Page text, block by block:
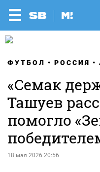
ФУТБОЛ РОССИЯ
«Семак
Ташуев
помогло
18 мая 2026 20:56